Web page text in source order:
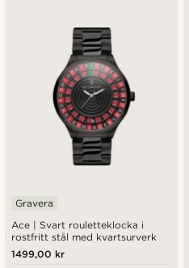
Ace | Svart rouletteklocka i
rostfritt stål med kvartsurverk
Gravera
1499,00 kr